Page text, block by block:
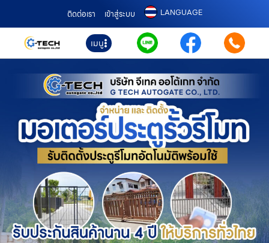
ติดต่อเรา เข้าสู่ระบบ LANGUAGE
เมนู